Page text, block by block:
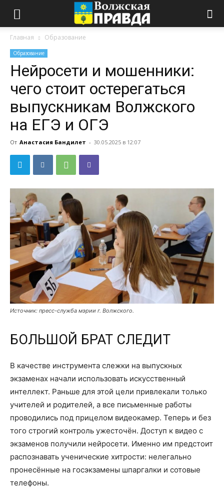
Главная Образование
Образование
Нейросети и мошенники:
чего стоит остерегаться
выпускникам Волжского
на ЕГЭ и ОГЭ
От Анастасия Бандилет - 30.05.2025 в 12:07
Источник: пресс-служба мэрии г. Волжского.
БОЛЬШОЙ БРАТ СЛЕДИТ
В качестве инструмента слежки на выпускных
экзаменах начали использовать искусственный
интеллект. Раньше для этой цели привлекали только
учителей и родителей, а все письменные работы
проводились под прицелом видеокамер. Теперь и без
того строгий контроль ужесточён. Доступ к видео с
экзаменов получили нейросети. Именно им предстоит
распознавать ученические хитрости: нелегально
пронесённые на госэкзамены шпаргалки и сотовые
телефоны.